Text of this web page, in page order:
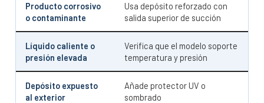
Producto corrosivo
o contaminante
Usa depósito reforzado con
salida superior de succión
Líquido caliente o
presión elevada
Verifica que el modelo soporte
temperatura y presión
Depósito expuesto
al exterior
Añade protector UV o
sombrado